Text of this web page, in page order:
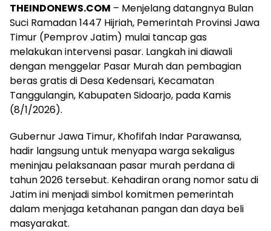
THEINDONEWS.COM – Menjelang datangnya Bulan
Suci Ramadan 1447 Hijriah, Pemerintah Provinsi Jawa
Timur (Pemprov Jatim) mulai tancap gas
melakukan intervensi pasar. Langkah ini diawali
dengan menggelar Pasar Murah dan pembagian
beras gratis di Desa Kedensari, Kecamatan
Tanggulangin, Kabupaten Sidoarjo, pada Kamis
(8/1/2026).
Gubernur Jawa Timur, Khofifah Indar Parawansa,
hadir langsung untuk menyapa warga sekaligus
meninjau pelaksanaan pasar murah perdana di
tahun 2026 tersebut. Kehadiran orang nomor satu di
Jatim ini menjadi simbol komitmen pemerintah
dalam menjaga ketahanan pangan dan daya beli
masyarakat.